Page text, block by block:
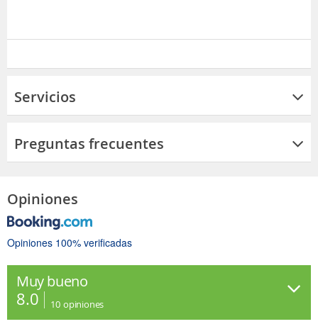
Servicios
Preguntas frecuentes
Opiniones
Opiniones 100% verificadas
Muy bueno
8.0 10 opiniones